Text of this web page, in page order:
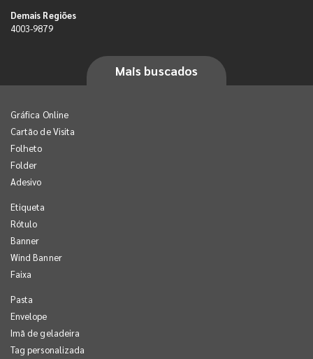
Demais Regiões
4003-9879
Mais buscados
Gráfica Online
Cartão de Visita
Folheto
Folder
Adesivo
Etiqueta
Rótulo
Banner
Wind Banner
Faixa
Pasta
Envelope
Imã de geladeira
Tag personalizada